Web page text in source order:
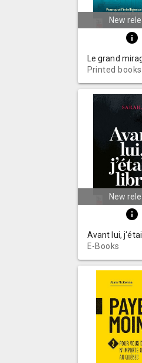
New
info
Printed books
New
info
E-Books